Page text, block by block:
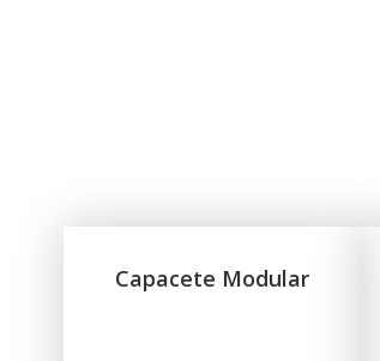
Capacete Modular